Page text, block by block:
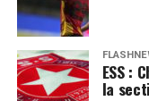
ESS :
la